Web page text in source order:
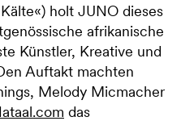
holt JUNO dieses
afrikanische
Künstler, Kreative und
Auftakt machten
Melody Micmacher
das